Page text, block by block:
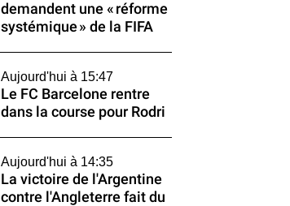
demandent une « réforme
systémique » de la FIFA
Aujourd'hui à 15:47
Le FC Barcelone rentre
dans la course pour Rodri
Aujourd'hui à 14:35
La victoire de l'Argentine
contre l'Angleterre fait du